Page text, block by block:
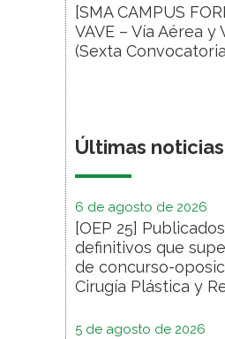
[SMA CAMPUS
VAVE – Vía Aérea y
(Sexta
Últimas noticias
6 de agosto de 2026
[OEP 25]
definitivos que
de concurso-
Cirugía Plástica y
5 de agosto de 2026